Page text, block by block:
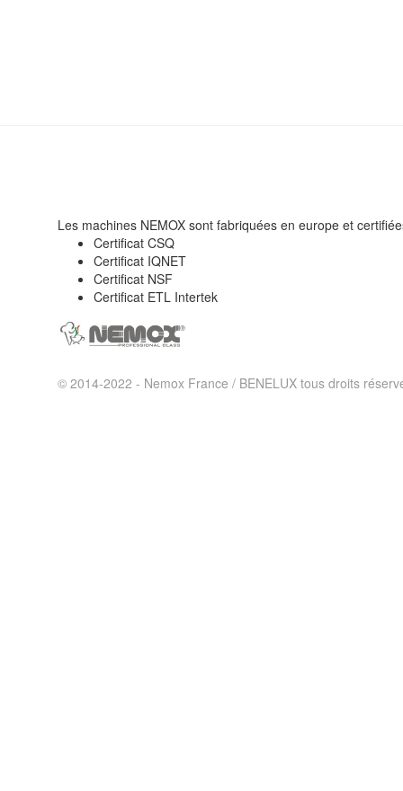
Les machines NEMOX sont fabriquées en europe et
Certificat CSQ
Certificat IQNET
Certificat NSF
Certificat ETL Intertek
© 2014-2022 - Nemox France / BENELUX tous droits